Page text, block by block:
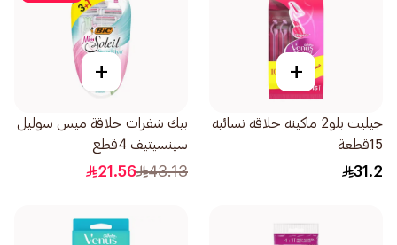
+
جيليت بلو2 ماكينه حلاقه نسائيه
15قطعة
31.2
+
بيك شفرات حلاقة ميس سوليل
سينسيتيف 4قطع
43.13
21.56